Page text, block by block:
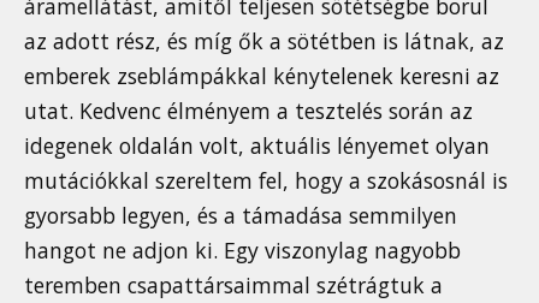
áramellátást, amitől teljesen sötétségbe borul
az adott rész, és míg ők a sötétben is látnak, az
emberek zseblámpákkal kénytelenek keresni az
utat. Kedvenc élményem a tesztelés során az
idegenek oldalán volt, aktuális lényemet olyan
mutációkkal szereltem fel, hogy a szokásosnál is
gyorsabb legyen, és a támadása semmilyen
hangot ne adjon ki. Egy viszonylag nagyobb
teremben csapattársaimmal szétrágtuk a